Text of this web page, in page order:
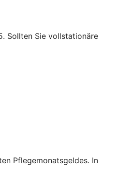
Sollten Sie vollstationäre
Pflegemonatsgeldes. In